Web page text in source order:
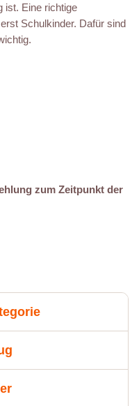
ist. Eine richtige
Schulkinder. Dafür sind
zum Zeitpunkt der